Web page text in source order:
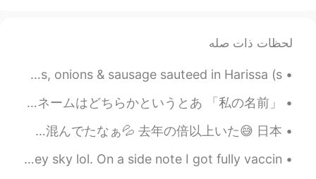
JP
EN
@Cj
we have just simple stuff like french
frieds lol
Cj
2020.11.15 21:03
EN
KR
CN
JP
@Akif Can Kılıç
it is called blackened
shrimp...it was just broiled ... the rest was
لحظات ذات صله
Dinner last night: butternut squash, asparagus, mushrooms, onions & sausage sauteed in Harissa (s...
「私の名前」 私の名前はマイです。ベトナム出身ですが、たまたま日本人に似ている名前を持っています。 ベトナムの学生時代では、名前でバカにされることがあります。私のフルネームはどちらかというとあ...
あけおめー 今年も無事仲間と新年挨拶ーーーー でも遅刻して仲間との初日の出をミスって 車の中から🤣🤣 そして7年前から友達と行ってたスポット 今年は混んでたなぁ💦 去年の倍以上いた😅 日本...
British summertime. A nice break from the typical grey sky lol. On a side note I got fully vaccin...